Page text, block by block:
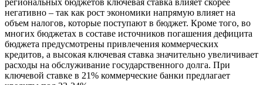
негативно – так как рост экономики напрямую влияет на
объем налогов, которые поступают в бюджет. Кроме того, во
многих бюджетах в составе источников погашения дефицита
бюджета предусмотрены привлечения коммерческих
кредитов, а высокая ключевая ставка значительно увеличивает
расходы на обслуживание государственного долга. При
ключевой ставке в 21% коммерческие банки предлагает